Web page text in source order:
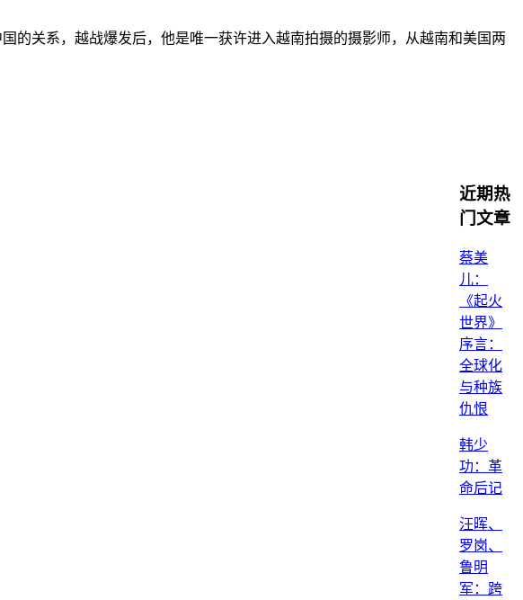
的关系，越战爆发后，他是唯一获许进入越南拍摄的摄影师，从越南和美国两
近期热
门文章
蔡美
儿：
《起火
世界》
序言：
全球化
与种族
仇恨
韩少
功：革
命后记
汪晖、
罗岗、
鲁明
军：跨